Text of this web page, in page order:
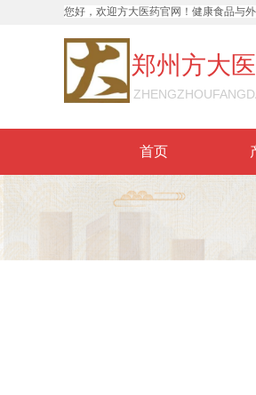
您好，欢迎方大医药官网！健康食品与
郑州方大
首页